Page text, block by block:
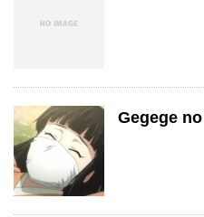
Gegege